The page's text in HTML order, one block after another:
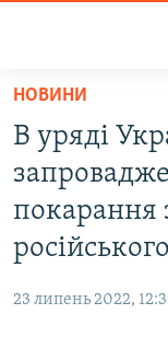
Перейти
основного
матеріалу
Перейти
до
основної
Перейти
ВОДА.КРИМ
ВІДЕО ТА ФОТО
ПОЛІТИКА
НОВИНИ
В уряді
покарання
23 липень 2022,